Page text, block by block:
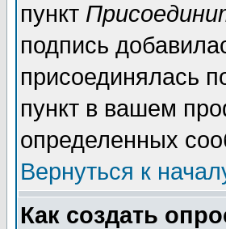
пункт
подпись
присоединялась
пункт в вашем
определенных
Вернуться к
Как создать